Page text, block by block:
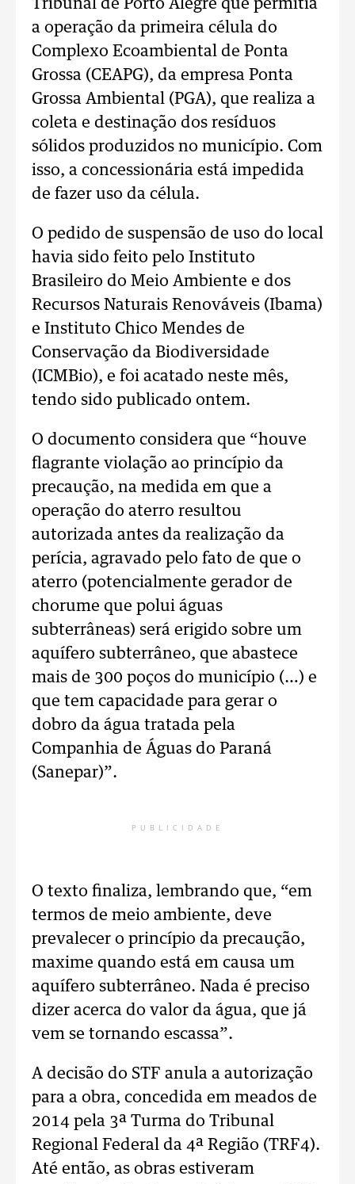
Tribunal de Porto Alegre que permitia
a operação da primeira célula do
Complexo Ecoambiental de Ponta
Grossa (CEAPG), da empresa Ponta
Grossa Ambiental (PGA), que realiza a
coleta e destinação dos resíduos
sólidos produzidos no município. Com
isso, a concessionária está impedida
de fazer uso da célula.
O pedido de suspensão de uso do local
havia sido feito pelo Instituto
Brasileiro do Meio Ambiente e dos
Recursos Naturais Renováveis (Ibama)
e Instituto Chico Mendes de
Conservação da Biodiversidade
(ICMBio), e foi acatado neste mês,
tendo sido publicado ontem.
O documento considera que “houve
flagrante violação ao princípio da
precaução, na medida em que a
operação do aterro resultou
autorizada antes da realização da
perícia, agravado pelo fato de que o
aterro (potencialmente gerador de
chorume que polui águas
subterrâneas) será erigido sobre um
aquífero subterrâneo, que abastece
mais de 300 poços do município (…) e
que tem capacidade para gerar o
dobro da água tratada pela
Companhia de Águas do Paraná
(Sanepar)”.
PUBLICIDADE
O texto finaliza, lembrando que, “em
termos de meio ambiente, deve
prevalecer o princípio da precaução,
maxime quando está em causa um
aquífero subterrâneo. Nada é preciso
dizer acerca do valor da água, que já
vem se tornando escassa”.
A decisão do STF anula a autorização
para a obra, concedida em meados de
2014 pela 3ª Turma do Tribunal
Regional Federal da 4ª Região (TRF4).
Até então, as obras estiveram